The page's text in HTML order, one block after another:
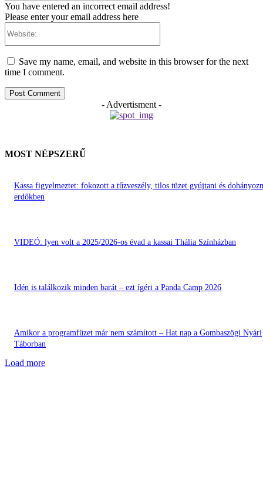
You have entered an incorrect email address!
Please enter your email address here
Save my name, email, and website in this browser for the next
time I comment.
- Advertisment -
MOST NÉPSZERŰ
Kassa figyelmeztet: fokozott a tűzveszély, tilos tüzet gyújtani és
erdőkben
VIDEÓ: lyen volt a 2025/2026-os évad a kassai Thália Színházban
Idén is találkozik minden barát – ezt ígéri a Panda Camp 2026
Amikor a programfüzet már nem számított – Hat nap a Gombaszögi Nyári
Táborban
Load more